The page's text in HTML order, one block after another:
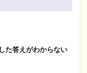
た答えがわからない